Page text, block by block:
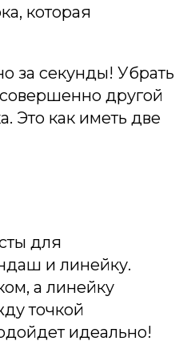
которая
за секунды! Убрать
другой
Это как иметь две
для
и линейку.
а линейку
точкой
идеально!